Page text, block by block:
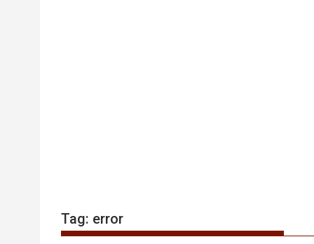
Tag: error